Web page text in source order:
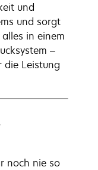
und
und sorgt
in einem
–
die Leistung
noch nie so